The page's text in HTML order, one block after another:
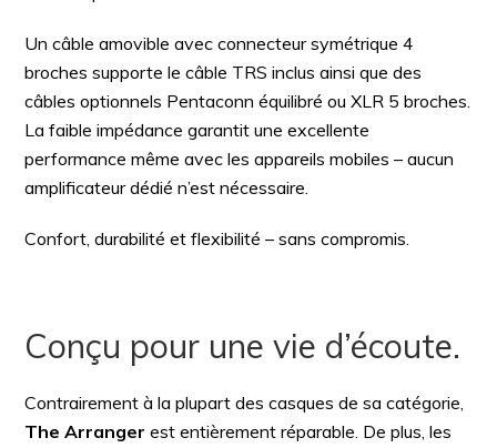
Un câble amovible avec connecteur symétrique 4
broches supporte le câble TRS inclus ainsi que des
câbles optionnels Pentaconn équilibré ou XLR 5 broches.
La faible impédance garantit une excellente
performance même avec les appareils mobiles – aucun
amplificateur dédié n’est nécessaire.
Confort, durabilité et flexibilité – sans compromis.
Conçu pour une vie d’écoute.
Contrairement à la plupart des casques de sa catégorie,
The Arranger est entièrement réparable. De plus, les